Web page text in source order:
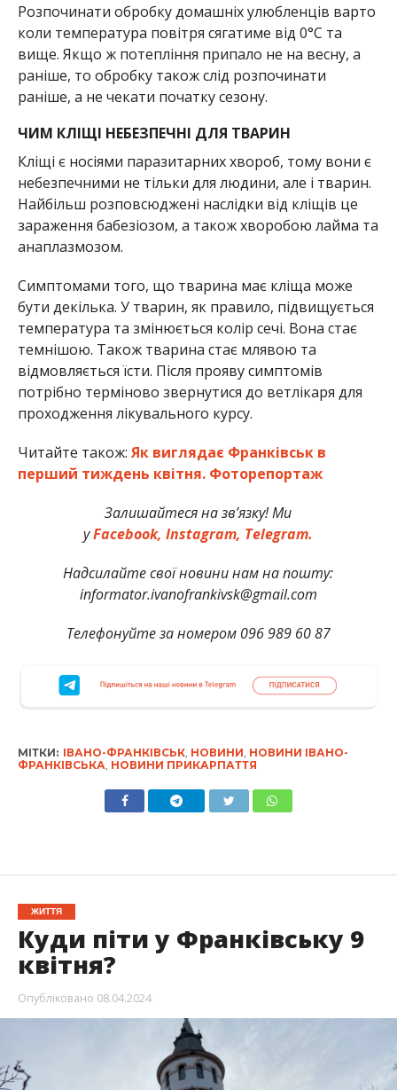
Розпочинати обробку домашніх улюбленців варто
коли температура повітря сягатиме від 0°C та
вище. Якщо ж потепління припало не на весну, а
раніше, то обробку також слід розпочинати
раніше, а не чекати початку сезону.
ЧИМ КЛІЩІ НЕБЕЗПЕЧНІ ДЛЯ ТВАРИН
Кліщі є носіями паразитарних хвороб, тому вони є
небезпечними не тільки для людини, але і тварин.
Найбільш розповсюджені наслідки від кліщів це
зараження бабезіозом, а також хворобою лайма та
анаплазмозом.
Симптомами того, що тварина має кліща може
бути декілька. У тварин, як правило, підвищується
температура та змінюється колір сечі. Вона стає
темнішою. Також тварина стає млявою та
відмовляється їсти. Після прояву симптомів
потрібно терміново звернутися до ветлікаря для
проходження лікувального курсу.
Читайте також: Як виглядає Франківськ в
перший тиждень квітня. Фоторепортаж
Залишайтеся на зв’язку! Ми
уFacebook,Instagram, Telegram.
Надсилайте свої новини нам на пошту:
informator.ivanofrankivsk@gmail.com
Телефонуйте за номером 096 989 60 87
МІТКИ: ІВАНО-ФРАНКІВСЬК, НОВИНИ, НОВИНИ ІВАНО-
ФРАНКІВСЬКА, НОВИНИ ПРИКАРПАТТЯ
ЖИТТЯ
Куди піти у Франківську 9
квітня?
Опубліковано 08.04.2024